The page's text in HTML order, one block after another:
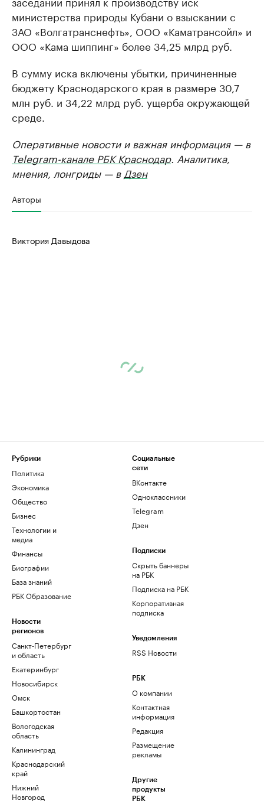
министерства природы Кубани о взыскании с
ЗАО «Волгатранснефть», ООО «Каматрансойл» и
ООО «Кама шиппинг» более 34,25 млрд руб.
В сумму иска включены убытки, причиненные
бюджету Краснодарского края в размере 30,7
млн руб. и 34,22 млрд руб. ущерба окружающей
среде.
Оперативные новости и важная информация — в
Telegram-канале РБК Краснодар. Аналитика,
мнения, лонгриды — в Дзен
Авторы
Виктория Давыдова
Рубрики
Политика
Экономика
Общество
Бизнес
Технологии и
медиа
Финансы
Биографии
База знаний
РБК Образование
Новости
регионов
Санкт-Петербург
и область
Екатеринбург
Новосибирск
Омск
Башкортостан
Вологодская
область
Калининград
Краснодарский
край
Нижний
Новгород
Социальные
сети
ВКонтакте
Одноклассники
Telegram
Дзен
Подписки
Скрыть баннеры
на РБК
Подписка на РБК
Корпоративная
подписка
Уведомления
RSS Новости
РБК
О компании
Контактная
информация
Редакция
Размещение
рекламы
Другие
продукты
РБК